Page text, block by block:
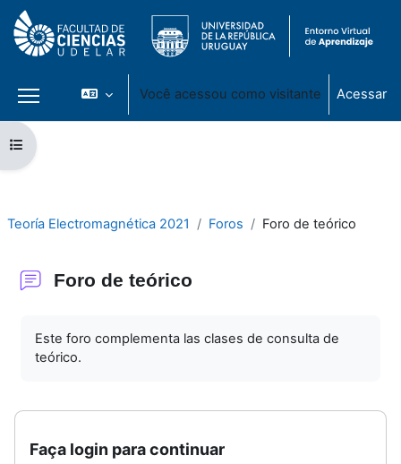
Ir para o conteúdo principal
Painel lateral
Você acessou como visitante Acessar
Abrir índice do curso
Teoría Electromagnética 2021 Foros Foro de teórico
Foro de teórico
Este foro complementa las clases de consulta de
teórico.
Faça login para continuar